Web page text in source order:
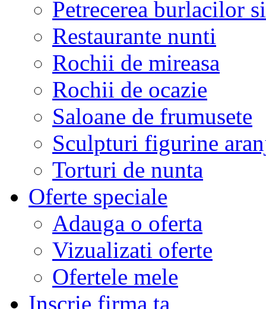
Petrecerea burlacilor
Restaurante nunti
Rochii de mireasa
Rochii de ocazie
Saloane de frumusete
Sculpturi figurine
Torturi de nunta
Oferte speciale
Adauga o oferta
Vizualizati oferte
Ofertele mele
Inscrie firma ta